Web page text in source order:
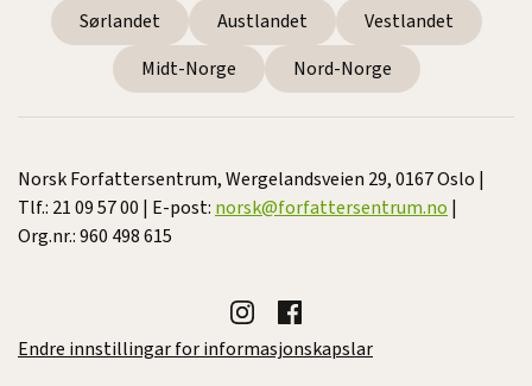
Sørlandet Austlandet
Vestlandet
Midt-Norge
Nord-Norge
Norsk Forfattersentrum, Wergelandsveien 29, 0167 Oslo |
Tlf.: 21 09 57 00 | E-post: norsk@forfattersentrum.no |
Org.nr.: 960 498 615
Endre innstillingar for informasjonskapslar